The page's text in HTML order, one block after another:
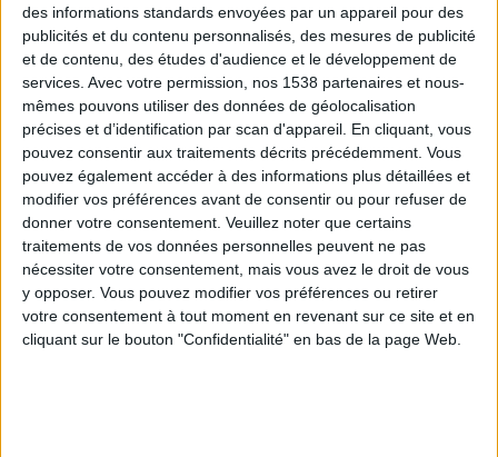
des informations standards envoyées par un appareil pour des
publicités et du contenu personnalisés, des mesures de publicité
et de contenu, des études d'audience et le développement de
services. Avec votre permission, nos 1538 partenaires et nous-
mêmes pouvons utiliser des données de géolocalisation
précises et d’identification par scan d'appareil. En cliquant, vous
pouvez consentir aux traitements décrits précédemment. Vous
pouvez également accéder à des informations plus détaillées et
modifier vos préférences avant de consentir ou pour refuser de
donner votre consentement. Veuillez noter que certains
traitements de vos données personnelles peuvent ne pas
nécessiter votre consentement, mais vous avez le droit de vous
y opposer. Vous pouvez modifier vos préférences ou retirer
votre consentement à tout moment en revenant sur ce site et en
cliquant sur le bouton "Confidentialité" en bas de la page Web.
parle de "zone de travail". Votre montre est
programmée pour pouvoir enregistrer votre propre
zone de travail. Du coup, lorsque vous êtes au-
dessous ou au-dessus de cette zone, votre "cardio"
émet un bip sonore et c'est donc à vous de réguler
votre allure.
> Comment l'utiliser ?
Lorsque vous en faites l'acquisition, à la première
utilisation, il faut enregistrer votre âge, votre poids,